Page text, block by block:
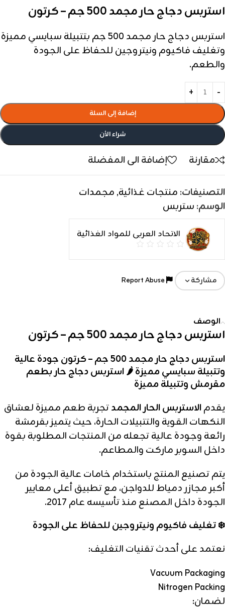
استربس دجاج حار مجمد 500 جم – كرتون
استربس دجاج حار مجمد 500 جم بتتبيلة سبايسي مميزة
وتغليف فاكيوم ونيتروجين للحفاظ على الجودة
والطعم.
إضافة إلى السلة
شراء الأن
مقارنة إضافة الى المفضلة
التصنيفات: منتجات غذائية, مجمدات
الوسم: ستربس
الاتحاد العربى للمواد الغذائية
مشاركة
الوصف
استربس دجاج حار مجمد 500 جم – كرتون
استربس دجاج حار مجمد 500 جم – كرتون جودة عالية
وتتبيلة سبايسي مميزة 🌶️ استربس دجاج حار بطعم
مقرمش وتتبيلة مميزة
يقدمالاستربس الحار المجمدتجربة طعم مميزة لعشاق
النكهات القوية والتتبيلات الحارة، حيث يتميز بقرمشة
رائعة وجودة عالية تجعله من المنتجات المطلوبة بقوة
داخل السوبر ماركت والمطاعم.
يتم تصنيع المنتج باستخدام خامات عالية الجودة من
أكبر مجازر دمياط للدواجن، مع تطبيق أعلى معايير
الجودة داخل المصنع منذ تأسيسه عام 2017.
❄️ تغليف فاكيوم ونيتروجين للحفاظ على الجودة
نعتمد على أحدث تقنيات التغليف:
Vacuum Packaging
Nitrogen Packing
لضمان: